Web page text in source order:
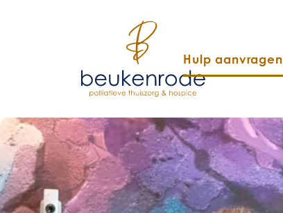
Hulp aanvragen